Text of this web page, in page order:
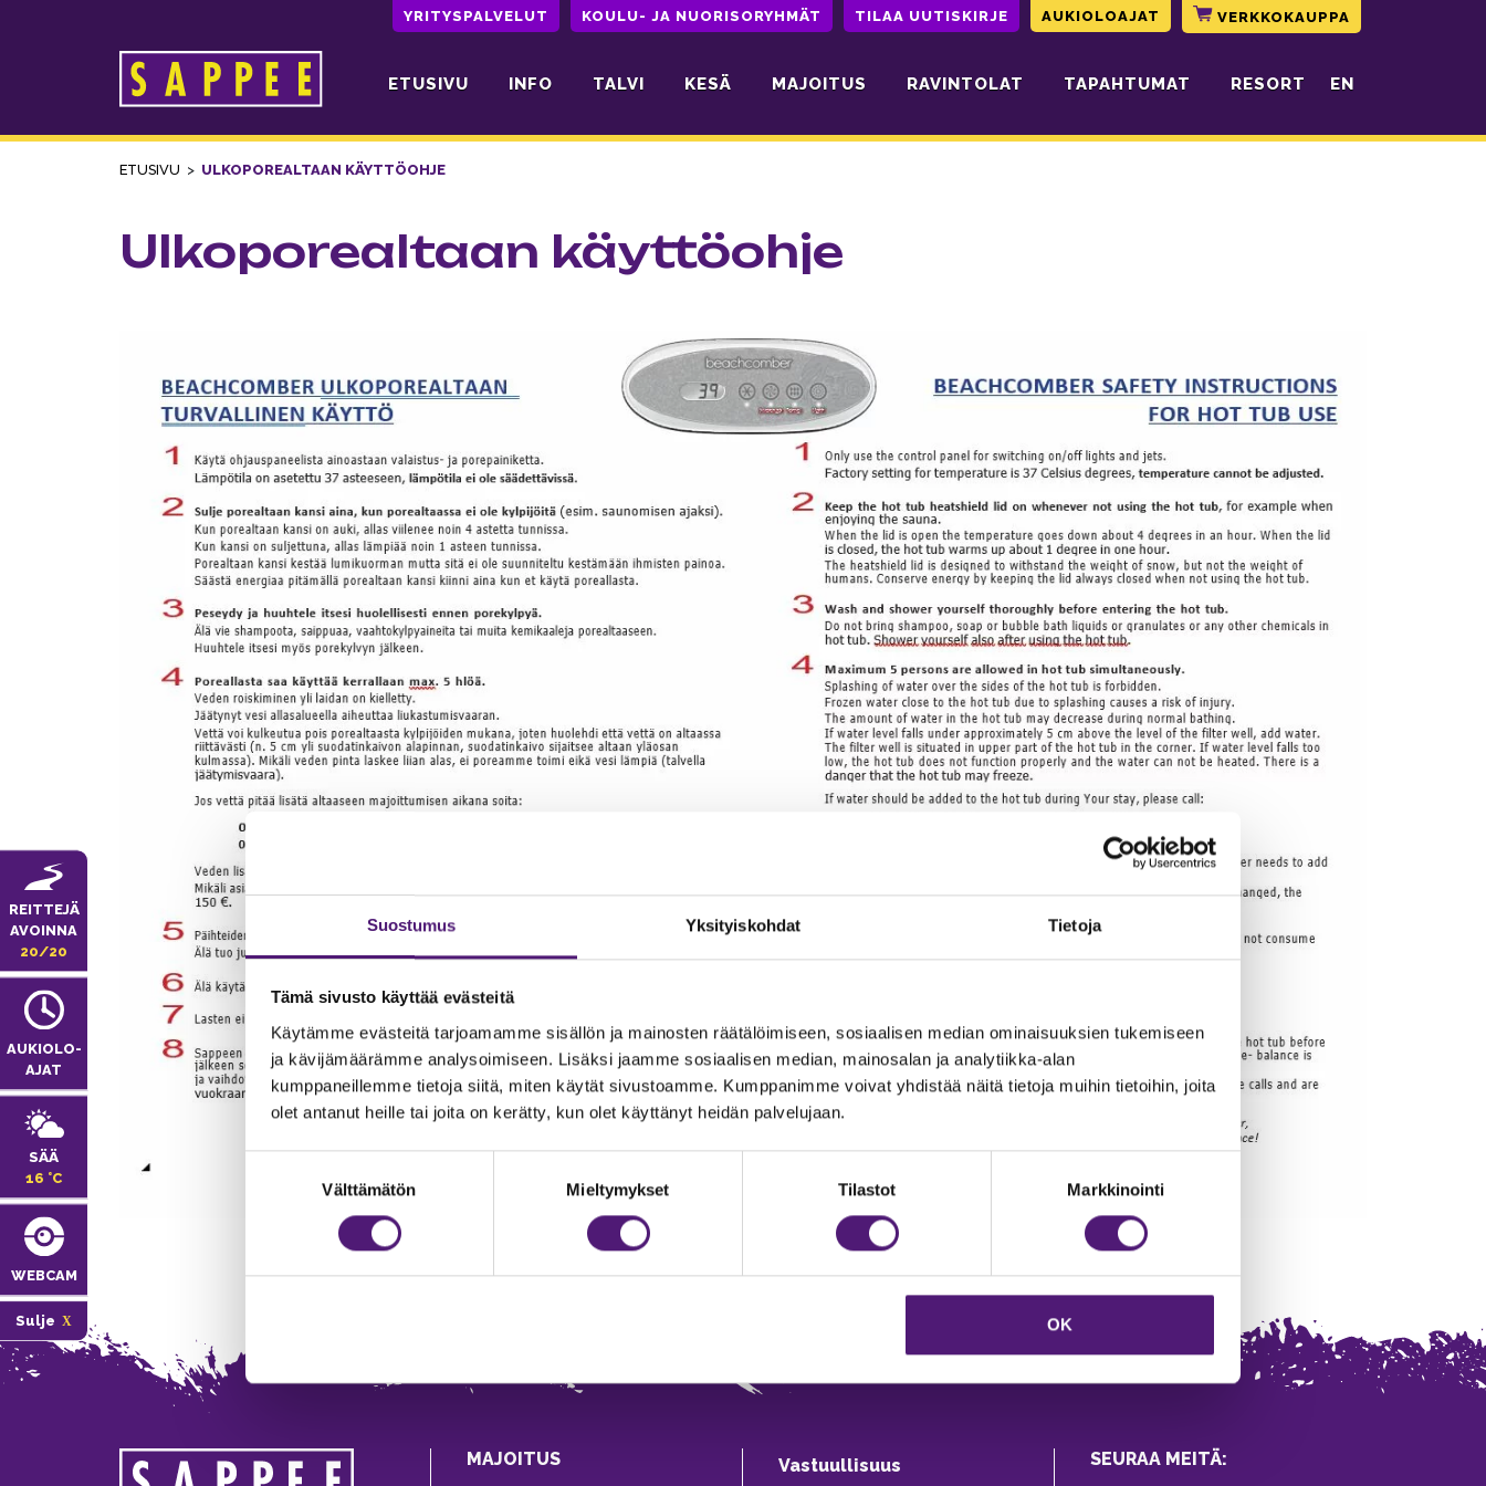
Suostumus Yksityiskohdat Tietoja
Tämä sivusto käyttää evästeitä
Käytämme evästeitä tarjoamamme sisällön ja mainosten räätälöimiseen, sosiaalisen median ominaisuuksien tukemiseen
ja kävijämäärämme analysoimiseen. Lisäksi jaamme sosiaalisen median, mainosalan ja analytiikka-alan
kumppaneillemme tietoja siitä, miten käytät sivustoamme. Kumppanimme voivat yhdistää näitä tietoja muihin tietoihin, joita
olet antanut heille tai joita on kerätty, kun olet käyttänyt heidän palvelujaan.
Välttämätön Mieltymykset Tilastot Markkinointi
OK
YRITYSPALVELUT KOULU- JA NUORISORYHMÄT TILAA UUTISKIRJE AUKIOLOAJAT VERKKOKAUPPA
Päävalikko ETUSIVU INFO TALVI KESÄ MAJOITUS RAVINTOLAT TAPAHTUMAT RESORT EN
ETUSIVU > ULKOPOREALTAAN KÄYTTÖOHJE
REITTEJÄ
AVOINNA
20/20
AUKIOLO­
AJAT
SÄÄ
16 °C
WEBCAM
Sulje
Ulkoporealtaan käyttöohje
MAJOITUS Vastuullisuus SEURAA MEITÄ: